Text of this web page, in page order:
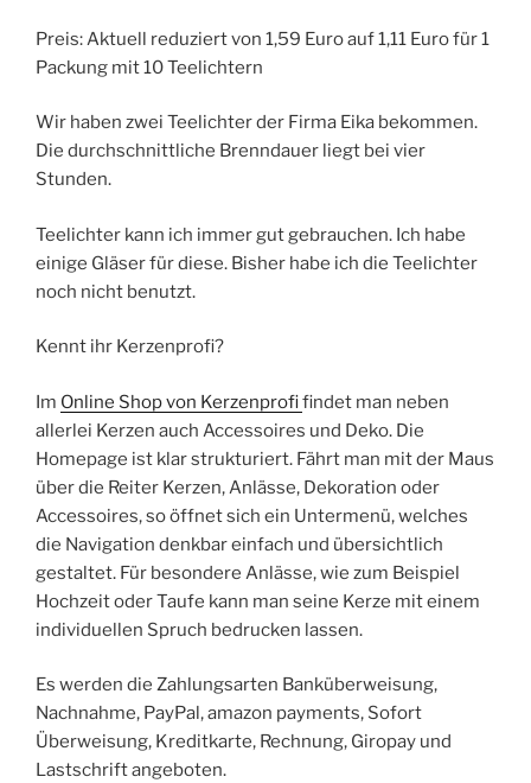
Preis: Aktuell reduziert von 1,59 Euro auf 1,11 Euro für 1
Packung mit 10 Teelichtern
Wir haben zwei Teelichter der Firma Eika bekommen.
Die durchschnittliche Brenndauer liegt bei vier
Stunden.
Teelichter kann ich immer gut gebrauchen. Ich habe
einige Gläser für diese. Bisher habe ich die Teelichter
noch nicht benutzt.
Kennt ihr Kerzenprofi?
Im Online Shop von Kerzenprofifindet man neben
allerlei Kerzen auch Accessoires und Deko. Die
Homepage ist klar strukturiert. Fährt man mit der Maus
über die Reiter Kerzen, Anlässe, Dekoration oder
Accessoires, so öffnet sich ein Untermenü, welches
die Navigation denkbar einfach und übersichtlich
gestaltet. Für besondere Anlässe, wie zum Beispiel
Hochzeit oder Taufe kann man seine Kerze mit einem
individuellen Spruch bedrucken lassen.
Es werden die Zahlungsarten Banküberweisung,
Nachnahme, PayPal, amazon payments, Sofort
Überweisung, Kreditkarte, Rechnung, Giropay und
Lastschrift angeboten.